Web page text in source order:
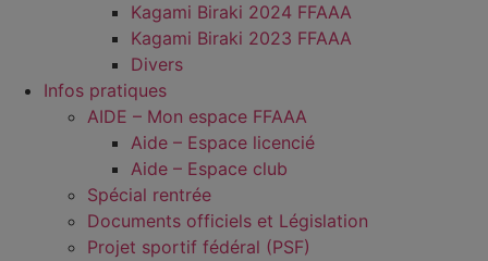
Kagami Biraki 2024 FFAAA
Kagami Biraki 2023 FFAAA
Divers
Infos pratiques
AIDE – Mon espace FFAAA
Aide – Espace licencié
Aide – Espace club
Spécial rentrée
Documents officiels et Législation
Projet sportif fédéral (PSF)